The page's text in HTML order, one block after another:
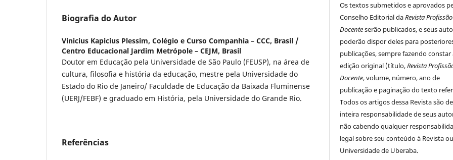
Biografia do Autor
Vinicius Kapicius Plessim, Colégio e Curso Companhia – CCC, Brasil /
Centro Educacional Jardim Metrópole – CEJM, Brasil
Doutor em Educação pela Universidade de São Paulo (FEUSP), na área de
cultura, filosofia e história da educação, mestre pela Universidade do
Estado do Rio de Janeiro/ Faculdade de Educação da Baixada Fluminense
(UERJ/FEBF) e graduado em História, pela Universidade do Grande Rio.
Referências
Os textos submetidos e aprovados
Conselho Editorial daRevista Profissão
Docenteserão publicados, e seus
poderão dispor deles para
publicações, sempre fazendo constar
edição original (título,Revista
Docente, volume, número, ano de
publicação e paginação do texto
Todos os artigos dessa Revista são de
inteira responsabilidade de seus
não cabendo qualquer
legal sobre seu conteúdo à Revista
Universidade de Uberaba.